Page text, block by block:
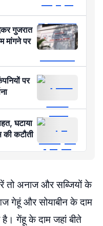
गुजरात
मांगने पर
पर
घटाया
की कटौती
तो अनाज और सब्जियों के
गेहूं और सोयाबीन के दाम
गेंहू के दाम जहां बीते